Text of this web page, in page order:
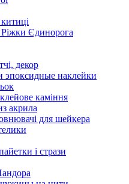
Єдинорога
декор
наклейки
каміння
акрила
для шейкера
і стрази